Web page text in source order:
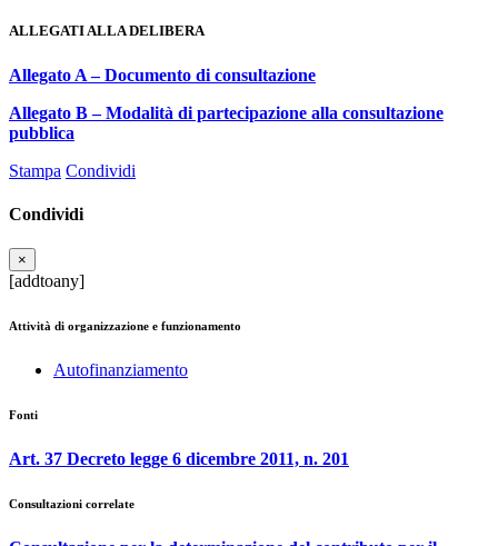
ALLEGATI ALLA DELIBERA
Allegato A – Documento di consultazione
Allegato B – Modalità di partecipazione alla consultazione
pubblica
Stampa Condividi
Condividi
×
[addtoany]
Attività di organizzazione e funzionamento
Autofinanziamento
Fonti
Art. 37 Decreto legge 6 dicembre 2011, n. 201
Consultazioni correlate